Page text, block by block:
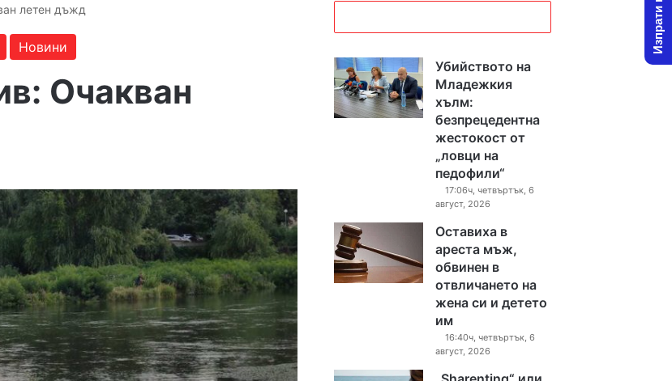
летен дъжд
Новини
Очакван
Убийството на
Младежкия
хълм:
безпрецедентна
жестокост от
„ловци на
педофили“
17:06ч, четвъртък, 6
август, 2026
Оставиха в
ареста мъж,
обвинен в
отвличането на
жена си и детето
им
16:40ч, четвъртък, 6
август, 2026